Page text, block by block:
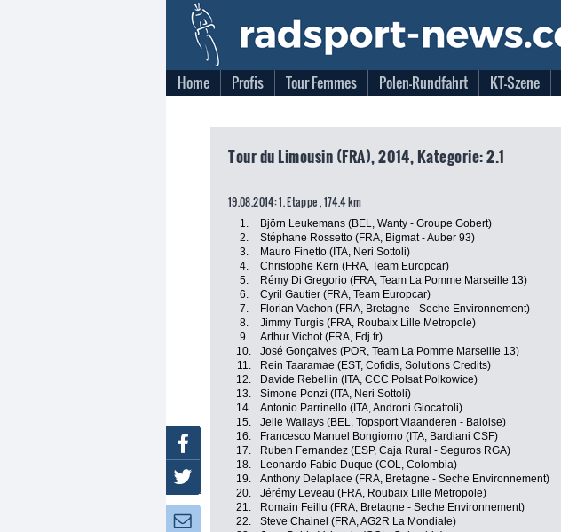
Home Profis Tour Femmes Polen-Rundfahrt KT-Szene
Tour du Limousin (FRA), 2014, Kategorie: 2.1
19.08.2014: 1. Etappe , 174.4 km
1. Björn Leukemans (BEL, Wanty - Groupe Gobert)
2.
Stéphane Rossetto (FRA, Bigmat - Auber 93)
3.
Mauro Finetto (ITA, Neri Sottoli)
4.
Christophe Kern (FRA, Team Europcar)
5.
Rémy Di Gregorio (FRA, Team La Pomme Marseille 13)
6.
Cyril Gautier (FRA, Team Europcar)
7.
Florian Vachon (FRA, Bretagne - Seche Environnement)
8.
Jimmy Turgis (FRA, Roubaix Lille Metropole)
9.
Arthur Vichot (FRA, Fdj.fr)
10.
José Gonçalves (POR, Team La Pomme Marseille 13)
11.
Rein Taaramae (EST, Cofidis, Solutions Credits)
12.
Davide Rebellin (ITA, CCC Polsat Polkowice)
13.
Simone Ponzi (ITA, Neri Sottoli)
14.
Antonio Parrinello (ITA, Androni Giocattoli)
15.
Jelle Wallays (BEL, Topsport Vlaanderen - Baloise)
16.
Francesco Manuel Bongiorno (ITA, Bardiani CSF)
17.
Ruben Fernandez (ESP, Caja Rural - Seguros RGA)
18.
Leonardo Fabio Duque (COL, Colombia)
19.
Anthony Delaplace (FRA, Bretagne - Seche Environnement)
20.
Jérémy Leveau (FRA, Roubaix Lille Metropole)
21.
Romain Feillu (FRA, Bretagne - Seche Environnement)
22.
Steve Chainel (FRA, AG2R La Mondiale)
Facebook
Twitter
Newsletter: